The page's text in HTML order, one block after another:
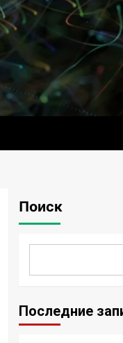
Поиск
Последние